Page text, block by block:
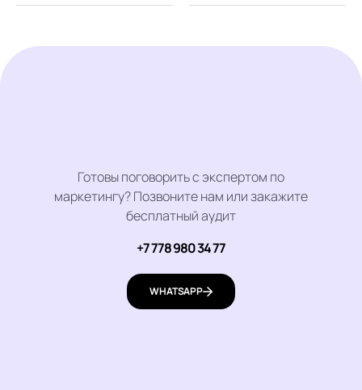
Готовы поговорить с экспертом по
маркетингу? Позвоните нам или закажите
бесплатный аудит
+7 778 980 34 77
WHATSAPP